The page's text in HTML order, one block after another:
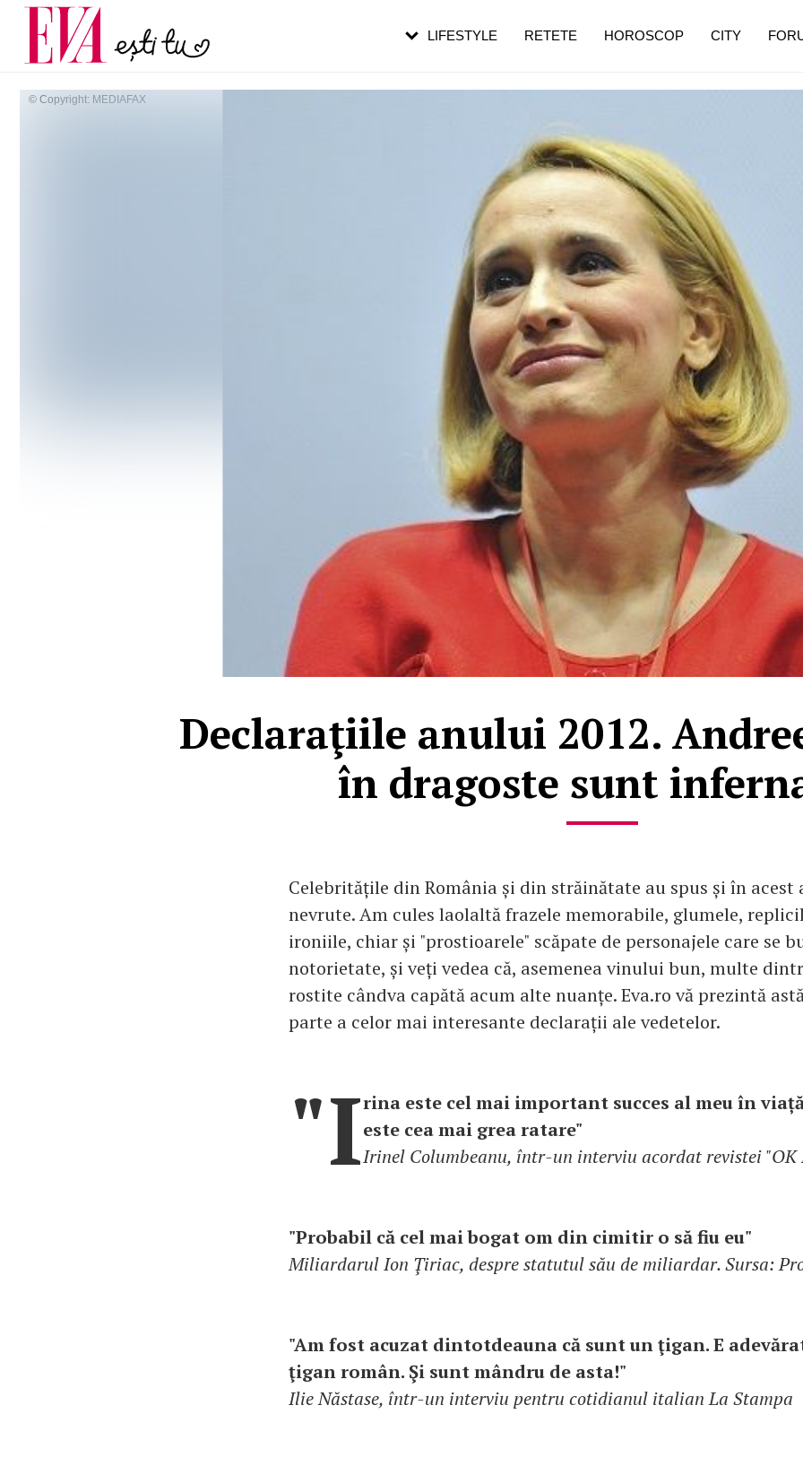
© Copyright: MEDIAFAX
Declaraţiile anului 2012.
în dragoste sunt
Celebritățile din România și din străinătate au spus și în acest
nevrute. Am cules laolaltă frazele memorabile, glumele,
ironiile, chiar și "prostioarele" scăpate de personajele care se
notorietate, și veți vedea că, asemenea vinului bun, multe
rostite cândva capătă acum alte nuanțe. Eva.ro vă prezintă
parte a celor mai interesante declarații ale vedetelor.
"Irina este cel mai important succes al meu în
este cea mai grea ratare"
Irinel Columbeanu, într-un interviu acordat revistei "OK
"Probabil că cel mai bogat om din cimitir o să fiu eu"
Miliardarul Ion Ţiriac, despre statutul său de miliardar. Sursa:
"Am fost acuzat dintotdeauna că sunt un ţigan. E
ţigan român. Şi sunt mândru de asta!"
Ilie Năstase, într-un interviu pentru cotidianul italian La Stampa
LIFESTYLE RETETE HOROSCOP CITY
Carieră
Actualitate
pe măsură ce înaintezi în vârstă
de dureroasă este investigația